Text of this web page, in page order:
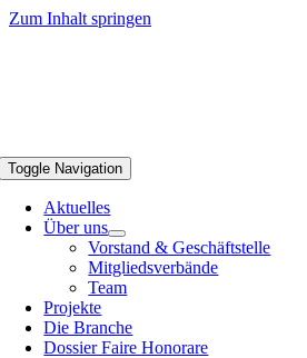
Zum Inhalt springen
Toggle Navigation
Aktuelles
Über uns
Vorstand & Geschäftstelle
Mitgliedsverbände
Team
Projekte
Die Branche
Dossier Faire Honorare